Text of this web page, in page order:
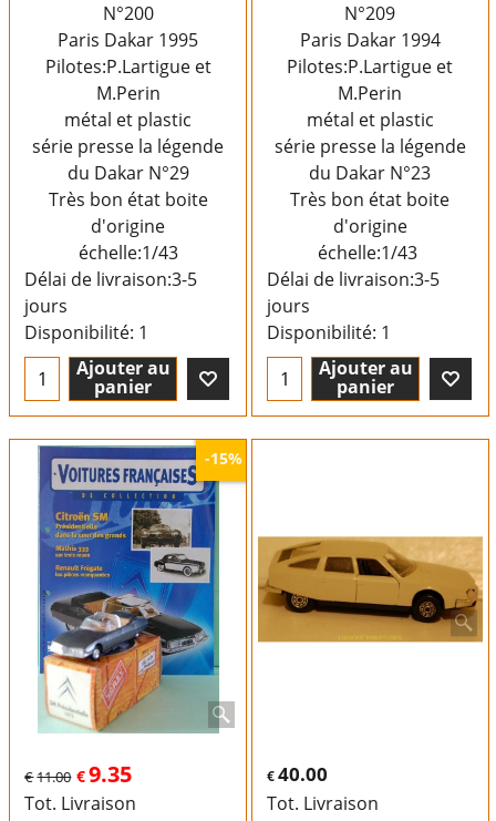
N°200
Paris Dakar 1995
Pilotes:P.Lartigue et
M.Perin
métal et plastic
série presse la légende
du Dakar N°29
Très bon état boite
d'origine
échelle:1/43
Délai de livraison:3-5
jours
Disponibilité: 1
Ajouter au
panier
N°209
Paris Dakar 1994
Pilotes:P.Lartigue et
M.Perin
métal et plastic
série presse la légende
du Dakar N°23
Très bon état boite
d'origine
échelle:1/43
Délai de livraison:3-5
jours
Disponibilité: 1
Ajouter au
panier
-15%
€11.00 €9.35
Tot. Livraison
€40.00
Tot. Livraison